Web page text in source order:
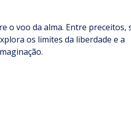
o voo da alma. Entre preceitos,
os limites da liberdade e a